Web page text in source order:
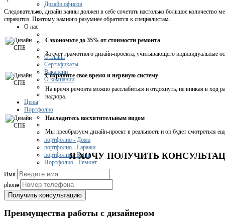
Дизайн офисов
О нас
Отзывы
Сертификаты
Вакансии
О компании
Цены
Портфолио
портфолио - Дома
портфолио - Гаражи
портфолио - Бани
Портфолио - Ремонт
Контакты
Следовательно, дизайн ванны должен в себе сочетать настолько большое количество
справится. Поэтому намного разумнее обратится к специалистам.
Сэкономьте до 35% от стоимости ремонта
За счет грамотного дизайн-проекта, учитывающего индивидуальные
Сохраните свое время и нервную систему
На время ремонта можно расслабиться и отдохнуть, не вникая в ход
надзора.
Насладитесь восхитительным видом
Мы преобразуем дизайн-проект в реальность и он будет смотреться
Я ХОЧУ ПОЛУЧИТЬ
Имя
phone
Получить консультацию
Преимущества работы с дизайнером